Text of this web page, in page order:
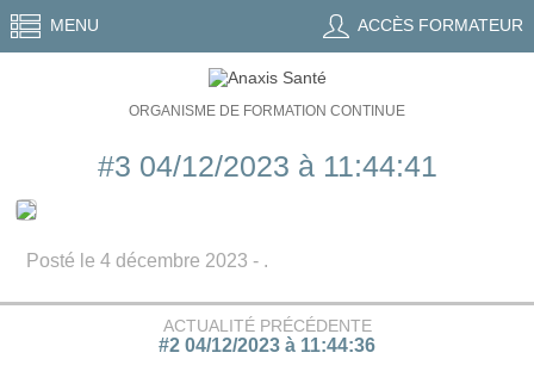
MENU ACCÈS FORMATEUR
ORGANISME DE FORMATION CONTINUE
#3 04/12/2023 à 11:44:41
Posté le 4 décembre 2023 - .
ACTUALITÉ PRÉCÉDENTE
#2 04/12/2023 à 11:44:36